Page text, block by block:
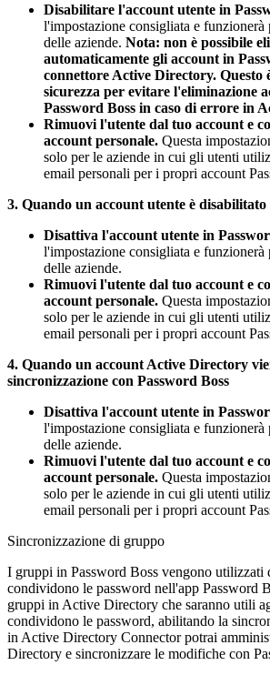
Disabilitare l'account utente in
l'impostazione consigliata e funzionerà
delle aziende. Nota: non è possibile
automaticamente gli account in
connettore Active Directory. Questo
sicurezza per evitare l'eliminazione
Password Boss in caso di errore in
Rimuovi l'utente dal tuo account e
account personale. Questa
solo per le aziende in cui gli utenti
email personali per i propri account
3. Quando un account utente è disabilitato
Disattiva l'account utente in
l'impostazione consigliata e funzionerà
delle aziende.
Rimuovi l'utente dal tuo account e
account personale. Questa
solo per le aziende in cui gli utenti
email personali per i propri account
4. Quando un account Active Directory
sincronizzazione con Password Boss
Disattiva l'account utente in
l'impostazione consigliata e funzionerà
delle aziende.
Rimuovi l'utente dal tuo account e
account personale. Questa
solo per le aziende in cui gli utenti
email personali per i propri account
Sincronizzazione di gruppo
I gruppi in Password Boss vengono utilizzati
condividono le password nell'app Password
gruppi in Active Directory che saranno utili
condividono le password, abilitando la
in Active Directory Connector potrai
Directory e sincronizzare le modifiche con